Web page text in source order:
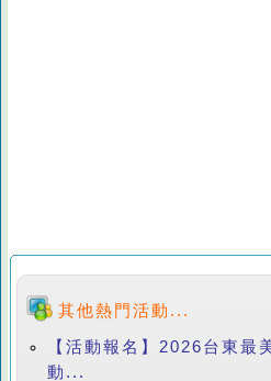
其他熱門活動...
【活動報名】2026台東最
動...